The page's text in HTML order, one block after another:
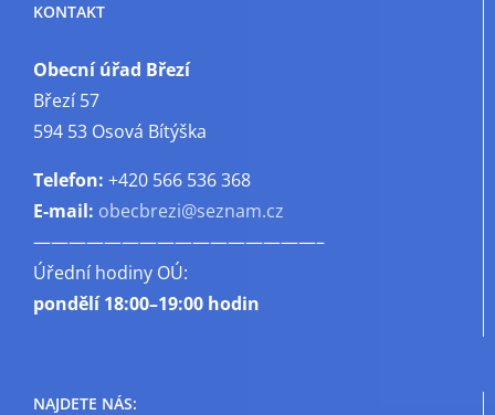
KONTAKT
Obecní úřad Březí
Březí 57
594 53 Osová Bítýška
Telefon: +420 566 536 368
E-mail: obecbrezi@seznam.cz
————————————————–
Úřední hodiny OÚ:
pondělí18:00–19:00 hodin
NAJDETE NÁS: